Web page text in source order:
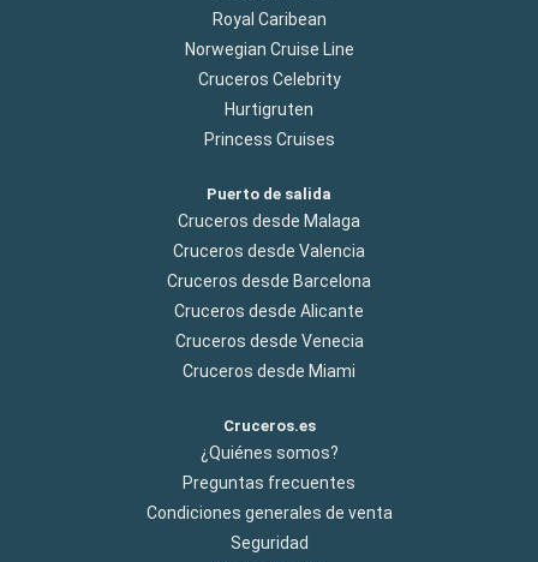
Royal Caribean
Norwegian Cruise Line
Cruceros Celebrity
Hurtigruten
Princess Cruises
Puerto de salida
Cruceros desde Malaga
Cruceros desde Valencia
Cruceros desde Barcelona
Cruceros desde Alicante
Cruceros desde Venecia
Cruceros desde Miami
Cruceros.es
¿Quiénes somos?
Preguntas frecuentes
Condiciones generales de venta
Seguridad